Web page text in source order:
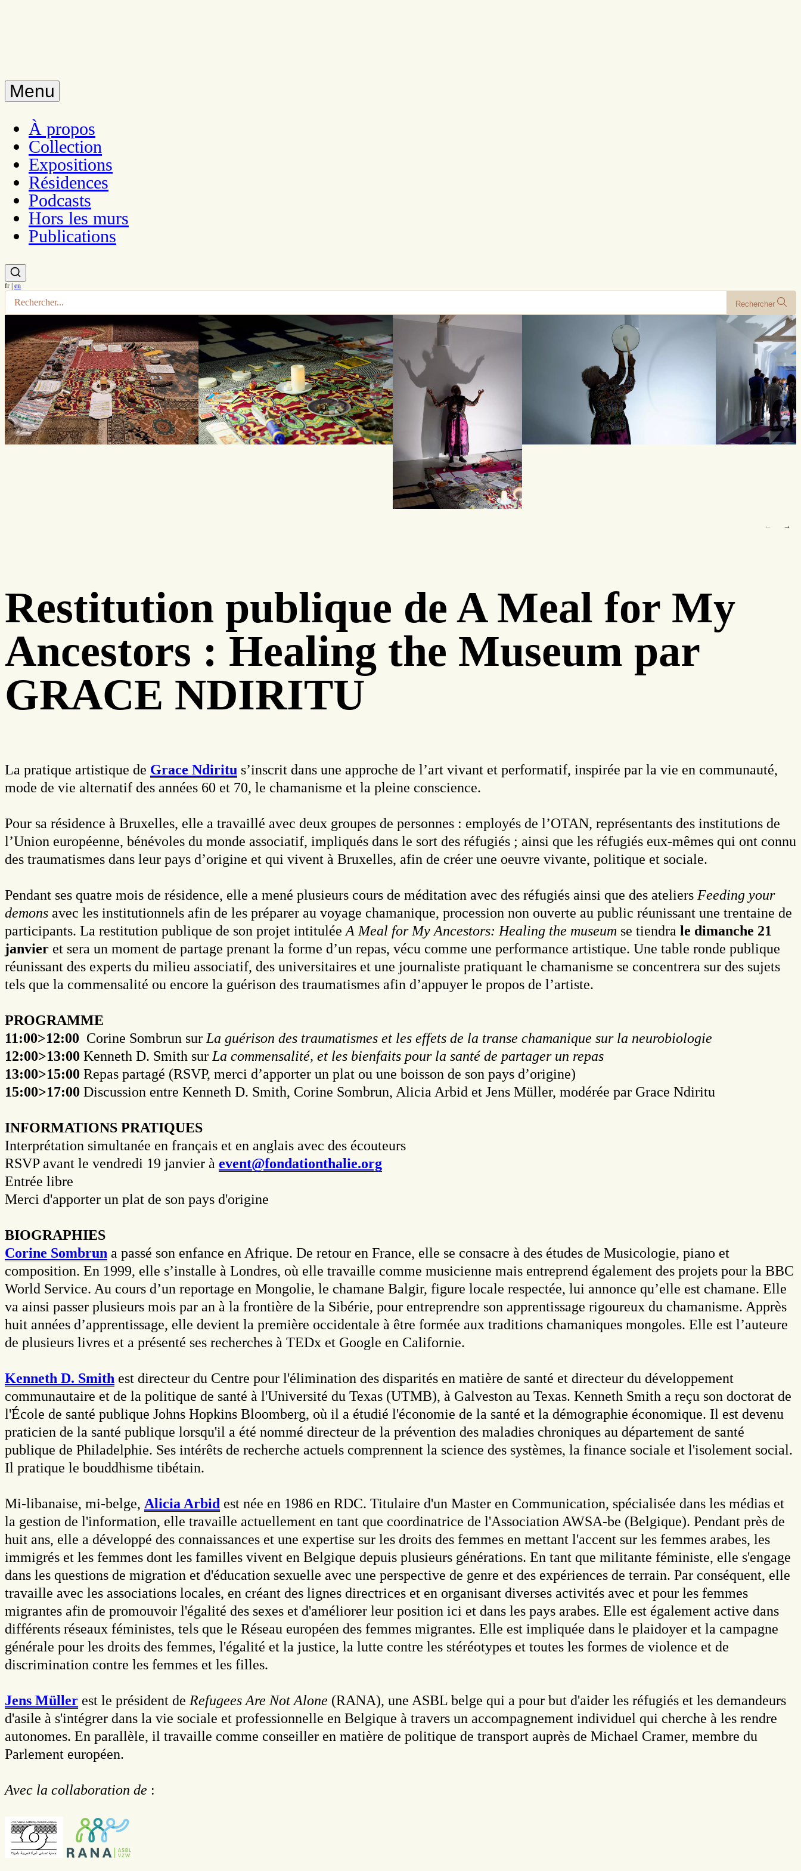
Menu
À propos
Collection
Expositions
Résidences
Podcasts
Hors les murs
Publications
fr | en
Rechercher
← →
Restitution publique de A Meal for My
Ancestors : Healing the Museum par
GRACE NDIRITU
La pratique artistique de Grace Ndiritu s’inscrit dans une approche de l’art vivant et performatif, inspirée par la vie en communauté,
mode de vie alternatif des années 60 et 70, le chamanisme et la pleine conscience.
Pour sa résidence à Bruxelles, elle a travaillé avec deux groupes de personnes : employés de l’OTAN, représentants des institutions de
l’Union européenne, bénévoles du monde associatif, impliqués dans le sort des réfugiés ; ainsi que les réfugiés eux-mêmes qui ont connu
des traumatismes dans leur pays d’origine et qui vivent à Bruxelles, afin de créer une oeuvre vivante, politique et sociale.
Pendant ses quatre mois de résidence, elle a mené plusieurs cours de méditation avec des réfugiés ainsi que des ateliers Feeding your
demons avec les institutionnels afin de les préparer au voyage chamanique, procession non ouverte au public réunissant une trentaine de
participants. La restitution publique de son projet intitulée A Meal for My Ancestors: Healing the museum se tiendra le dimanche 21
janvier et sera un moment de partage prenant la forme d’un repas, vécu comme une performance artistique. Une table ronde publique
réunissant des experts du milieu associatif, des universitaires et une journaliste pratiquant le chamanisme se concentrera sur des sujets
tels que la commensalité ou encore la guérison des traumatismes afin d’appuyer le propos de l’artiste.
PROGRAMME
11:00>12:00 Corine Sombrun sur La guérison des traumatismes et les effets de la transe chamanique sur la neurobiologie
12:00>13:00 Kenneth D. Smith sur La commensalité, et les bienfaits pour la santé de partager un repas
13:00>15:00 Repas partagé (RSVP, merci d’apporter un plat ou une boisson de son pays d’origine)
15:00>17:00 Discussion entre Kenneth D. Smith, Corine Sombrun, Alicia Arbid et Jens Müller, modérée par Grace Ndiritu
INFORMATIONS PRATIQUES
Interprétation simultanée en français et en anglais avec des écouteurs
RSVP avant le vendredi 19 janvier à event@fondationthalie.org
Entrée libre
Merci d'apporter un plat de son pays d'origine
BIOGRAPHIES
Corine Sombrun a passé son enfance en Afrique. De retour en France, elle se consacre à des études de Musicologie, piano et
composition. En 1999, elle s’installe à Londres, où elle travaille comme musicienne mais entreprend également des projets pour la BBC
World Service. Au cours d’un reportage en Mongolie, le chamane Balgir, figure locale respectée, lui annonce qu’elle est chamane. Elle
va ainsi passer plusieurs mois par an à la frontière de la Sibérie, pour entreprendre son apprentissage rigoureux du chamanisme. Apprès
huit années d’apprentissage, elle devient la première occidentale à être formée aux traditions chamaniques mongoles. Elle est l’auteure
de plusieurs livres et a présenté ses recherches à TEDx et Google en Californie.
Kenneth D. Smith est directeur du Centre pour l'élimination des disparités en matière de santé et directeur du développement
communautaire et de la politique de santé à l'Université du Texas (UTMB), à Galveston au Texas. Kenneth Smith a reçu son doctorat de
l'École de santé publique Johns Hopkins Bloomberg, où il a étudié l'économie de la santé et la démographie économique. Il est devenu
praticien de la santé publique lorsqu'il a été nommé directeur de la prévention des maladies chroniques au département de santé
publique de Philadelphie. Ses intérêts de recherche actuels comprennent la science des systèmes, la finance sociale et l'isolement social.
Il pratique le bouddhisme tibétain.
Mi-libanaise, mi-belge, Alicia Arbid est née en 1986 en RDC. Titulaire d'un Master en Communication, spécialisée dans les médias et
la gestion de l'information, elle travaille actuellement en tant que coordinatrice de l'Association AWSA-be (Belgique). Pendant près de
huit ans, elle a développé des connaissances et une expertise sur les droits des femmes en mettant l'accent sur les femmes arabes, les
immigrés et les femmes dont les familles vivent en Belgique depuis plusieurs générations. En tant que militante féministe, elle s'engage
dans les questions de migration et d'éducation sexuelle avec une perspective de genre et des expériences de terrain. Par conséquent, elle
travaille avec les associations locales, en créant des lignes directrices et en organisant diverses activités avec et pour les femmes
migrantes afin de promouvoir l'égalité des sexes et d'améliorer leur position ici et dans les pays arabes. Elle est également active dans
différents réseaux féministes, tels que le Réseau européen des femmes migrantes. Elle est impliquée dans le plaidoyer et la campagne
générale pour les droits des femmes, l'égalité et la justice, la lutte contre les stéréotypes et toutes les formes de violence et de
discrimination contre les femmes et les filles.
Jens Müller est le président de Refugees Are Not Alone (RANA), une ASBL belge qui a pour but d'aider les réfugiés et les demandeurs
d'asile à s'intégrer dans la vie sociale et professionnelle en Belgique à travers un accompagnement individuel qui cherche à les rendre
autonomes. En parallèle, il travaille comme conseiller en matière de politique de transport auprès de Michael Cramer, membre du
Parlement européen.
Avec la collaboration de :